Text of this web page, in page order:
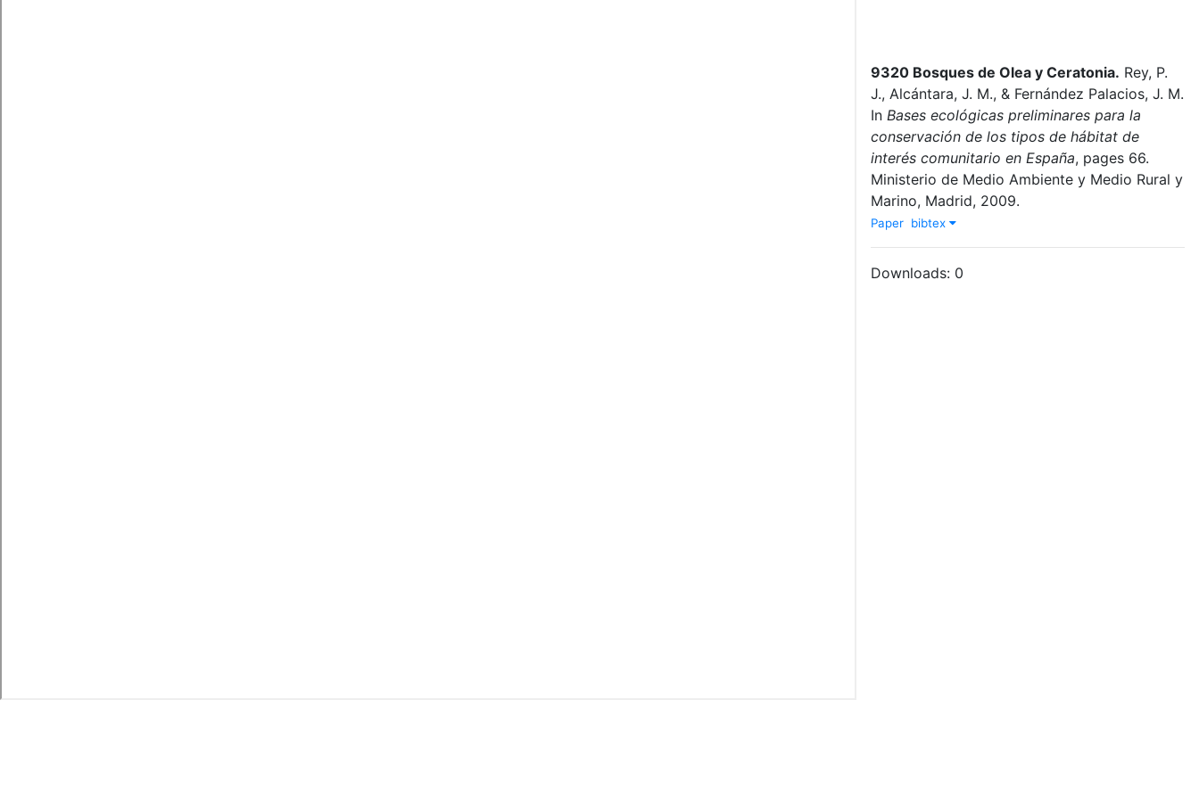
9320 Bosques de Olea y Ceratonia. Rey, P.
J., Alcántara, J. M., & Fernández Palacios, J. M.
In Bases ecológicas preliminares para la
conservación de los tipos de hábitat de
interés comunitario en España, pages 66.
Ministerio de Medio Ambiente y Medio Rural y
Marino, Madrid, 2009.
Paper bibtex
Downloads: 0